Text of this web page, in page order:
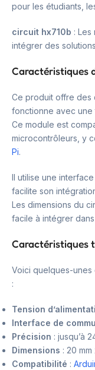
pour les étudiants,
circuit hx710b : Les
intégrer des
Caractéristiques
Ce produit offre des
fonctionne avec une
Ce module est
microcontrôleurs, y
Pi.
Il utilise une
facilite son
Les dimensions du
facile à intégrer
Caractéristiques
Voici quelques-
:
Tension
Interface de
Précision : jusqu’à
Dimensions : 20 mm
Compatibilité :